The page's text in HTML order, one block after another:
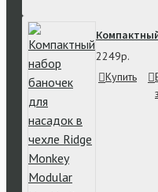
2249р.
Купить